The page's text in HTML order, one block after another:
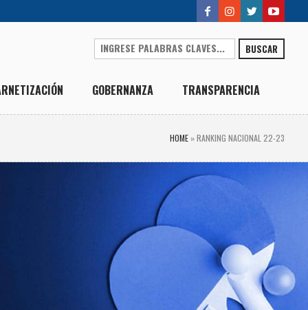
BUSCAR
GOBERNANZA TRANSPARENCIA
HOME »RANKING NACIONAL 22-23